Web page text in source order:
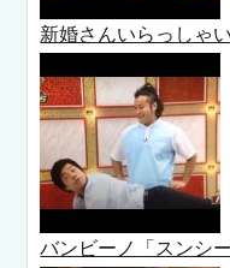
新婚さんいらっしゃ
バンビーノ「スンシ